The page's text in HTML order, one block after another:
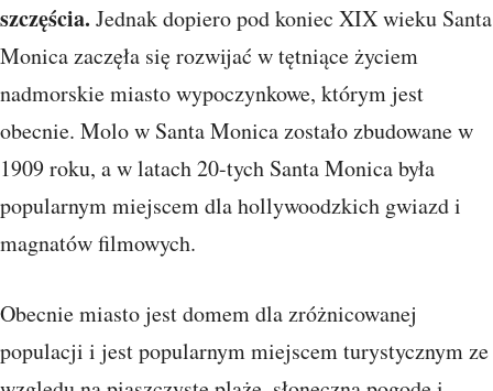
szczęścia. Jednak dopiero pod koniec XIX wieku Santa
Monica zaczęła się rozwijać w tętniące życiem
nadmorskie miasto wypoczynkowe, którym jest
obecnie. Molo w Santa Monica zostało zbudowane w
1909 roku, a w latach 20-tych Santa Monica była
popularnym miejscem dla hollywoodzkich gwiazd i
magnatów filmowych.
Obecnie miasto jest domem dla zróżnicowanej
populacji i jest popularnym miejscem turystycznym ze